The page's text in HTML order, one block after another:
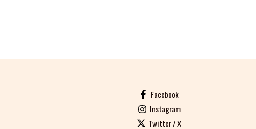
Facebook
Instagram
Twitter / X